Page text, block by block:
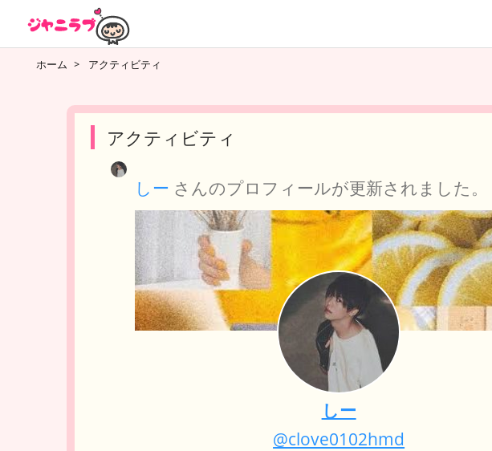
ホーム > アクティビティ
アクティビティ
しー さんのプロフィールが更新されました。
しー
@clove0102hmd